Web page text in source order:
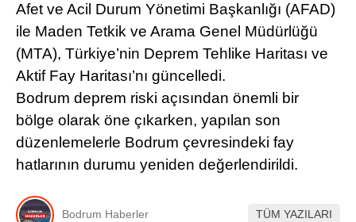
Facebook
Instagram
Youtube
Afet ve Acil Durum Yönetimi Başkanlığı (AFAD)
ile Maden Tetkik ve Arama Genel Müdürlüğü
(MTA), Türkiye’nin Deprem Tehlike Haritası ve
Aktif Fay Haritası’nı güncelledi.
Bodrum deprem riski açısından önemli bir
bölge olarak öne çıkarken, yapılan son
düzenlemelerle Bodrum çevresindeki fay
hatlarının durumu yeniden değerlendirildi.
Bodrum Haberler TÜM YAZILARI